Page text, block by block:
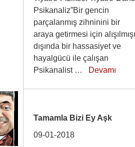
Psikanaliz”Bir gencin
parçalanmış zihninini bir
araya getirmesi için
dışında bir hassasiyet ve
hayalgücü ile çalışan
Psikanalist … Devamı
Tamamla Bizi Ey Aşk
09-01-2018